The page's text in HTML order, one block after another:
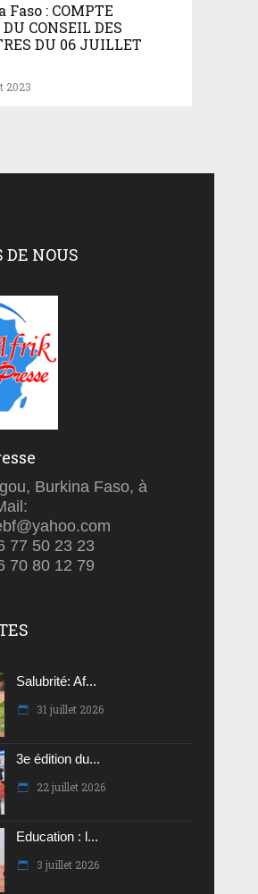
: COMPTE
CONSEIL DES
DU 06 JUILLET
2023
DE NOUS
Burkina Faso, à
77 50 23 23
70 80 12 79
Salubrité: Af...
31 juillet 2026
3e édition du...
22 juillet 2026
Education : l...
3 juillet 2026